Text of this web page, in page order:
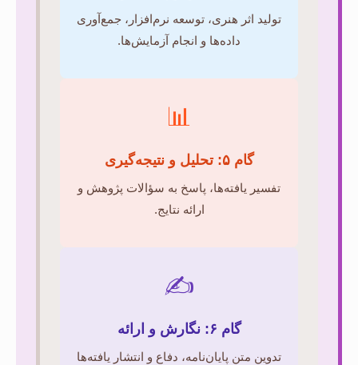
تولید اثر هنری، توسعه نرم‌افزار، جمع‌آوری
داده‌ها و انجام آزمایش‌ها.
📊
گام ۵: تحلیل و نتیجه‌گیری
تفسیر یافته‌ها، پاسخ به سؤالات پژوهش و
ارائه نتایج.
✍️
گام ۶: نگارش و ارائه
تدوین متن پایان‌نامه، دفاع و انتشار یافته‌ها